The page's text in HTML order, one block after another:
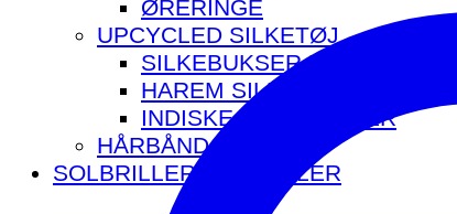
ØRERINGE
UPCYCLED SILKETØJ
SILKEBUKSER MED LOMMER
HAREM SILKEBUKSER
INDISKE SILKETASKER
HÅRBÅND
SOLBRILLER OG BRILLER